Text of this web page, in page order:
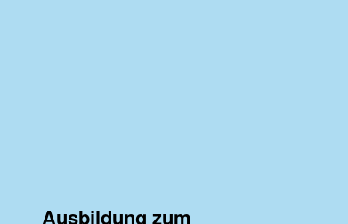
Ausbildung zum